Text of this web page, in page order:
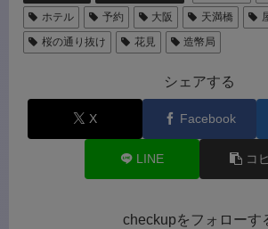
ホテル
予約 大阪 天満橋
桜の通り抜け
花見 造幣局
シェアする
X Facebook
LINE コ
checkupをフォローす